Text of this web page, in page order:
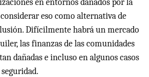
eso como alternativa de
Difícilmente habrá un mercado
las finanzas de las comunidades
dañadas e incluso en algunos casos